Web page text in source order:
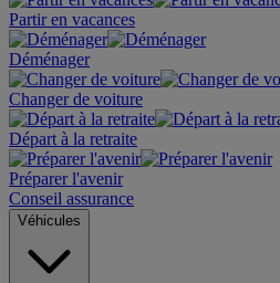
Partir en vacances
Déménager
Changer de voiture
Départ à la retraite
Préparer l'avenir
Conseil assurance
Véhicules